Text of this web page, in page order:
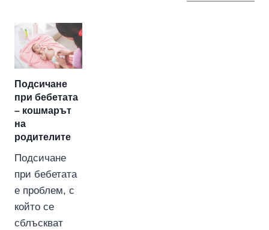
Подсичане
при бебетата
– кошмарът
на
родителите
Подсичане
при бебетата
е проблем, с
който се
сблъскват